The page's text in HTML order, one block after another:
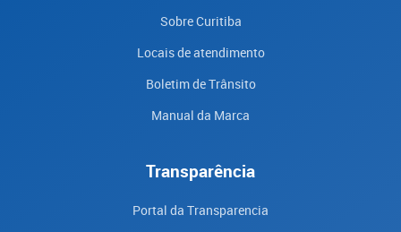
Sobre Curitiba
Locais de atendimento
Boletim de Trânsito
Manual da Marca
Transparência
Portal da Transparencia